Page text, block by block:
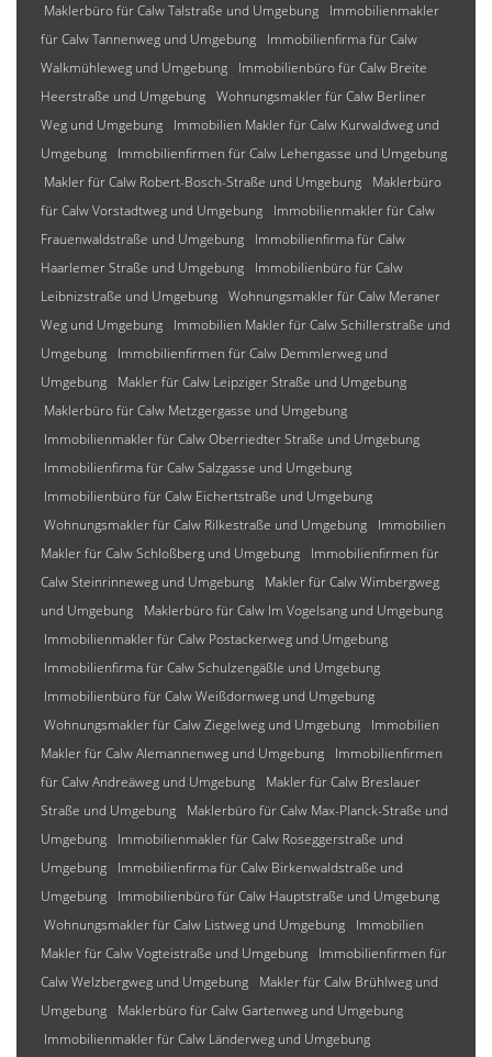
Maklerbüro für Calw Talstraße und Umgebung
Immobilienmakler
für Calw Tannenweg und Umgebung
Immobilienfirma für Calw
Walkmühleweg und Umgebung
Immobilienbüro für Calw Breite
Heerstraße und Umgebung Wohnungsmakler für Calw Berliner
Weg und Umgebung
Immobilien Makler für Calw Kurwaldweg und
Umgebung
Immobilienfirmen für Calw Lehengasse und Umgebung
Makler für Calw Robert-Bosch-Straße und Umgebung
Maklerbüro
für Calw Vorstadtweg und Umgebung
Immobilienmakler für Calw
Frauenwaldstraße und Umgebung
Immobilienfirma für Calw
Haarlemer Straße und Umgebung
Immobilienbüro für Calw
Leibnizstraße und Umgebung Wohnungsmakler für Calw Meraner
Weg und Umgebung
Immobilien Makler für Calw Schillerstraße und
Umgebung
Immobilienfirmen für Calw Demmlerweg und
Umgebung
Makler für Calw Leipziger Straße und Umgebung
Maklerbüro für Calw Metzgergasse und Umgebung
Immobilienmakler für Calw Oberriedter Straße und Umgebung
Immobilienfirma für Calw Salzgasse und Umgebung
Immobilienbüro für Calw Eichertstraße und Umgebung
Wohnungsmakler für Calw Rilkestraße und Umgebung
Immobilien
Makler für Calw Schloßberg und Umgebung
Immobilienfirmen für
Calw Steinrinneweg und Umgebung
Makler für Calw Wimbergweg
und Umgebung
Maklerbüro für Calw Im Vogelsang und Umgebung
Immobilienmakler für Calw Postackerweg und Umgebung
Immobilienfirma für Calw Schulzengäßle und Umgebung
Immobilienbüro für Calw Weißdornweg und Umgebung
Wohnungsmakler für Calw Ziegelweg und Umgebung
Immobilien
Makler für Calw Alemannenweg und Umgebung
Immobilienfirmen
für Calw Andreäweg und Umgebung
Makler für Calw Breslauer
Straße und Umgebung
Maklerbüro für Calw Max-Planck-Straße und
Umgebung
Immobilienmakler für Calw Roseggerstraße und
Umgebung
Immobilienfirma für Calw Birkenwaldstraße und
Umgebung
Immobilienbüro für Calw Hauptstraße und Umgebung
Wohnungsmakler für Calw Listweg und Umgebung
Immobilien
Makler für Calw Vogteistraße und Umgebung
Immobilienfirmen für
Calw Welzbergweg und Umgebung
Makler für Calw Brühlweg und
Umgebung
Maklerbüro für Calw Gartenweg und Umgebung
Immobilienmakler für Calw Länderweg und Umgebung